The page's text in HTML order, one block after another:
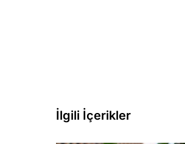
İlgili İçerikler